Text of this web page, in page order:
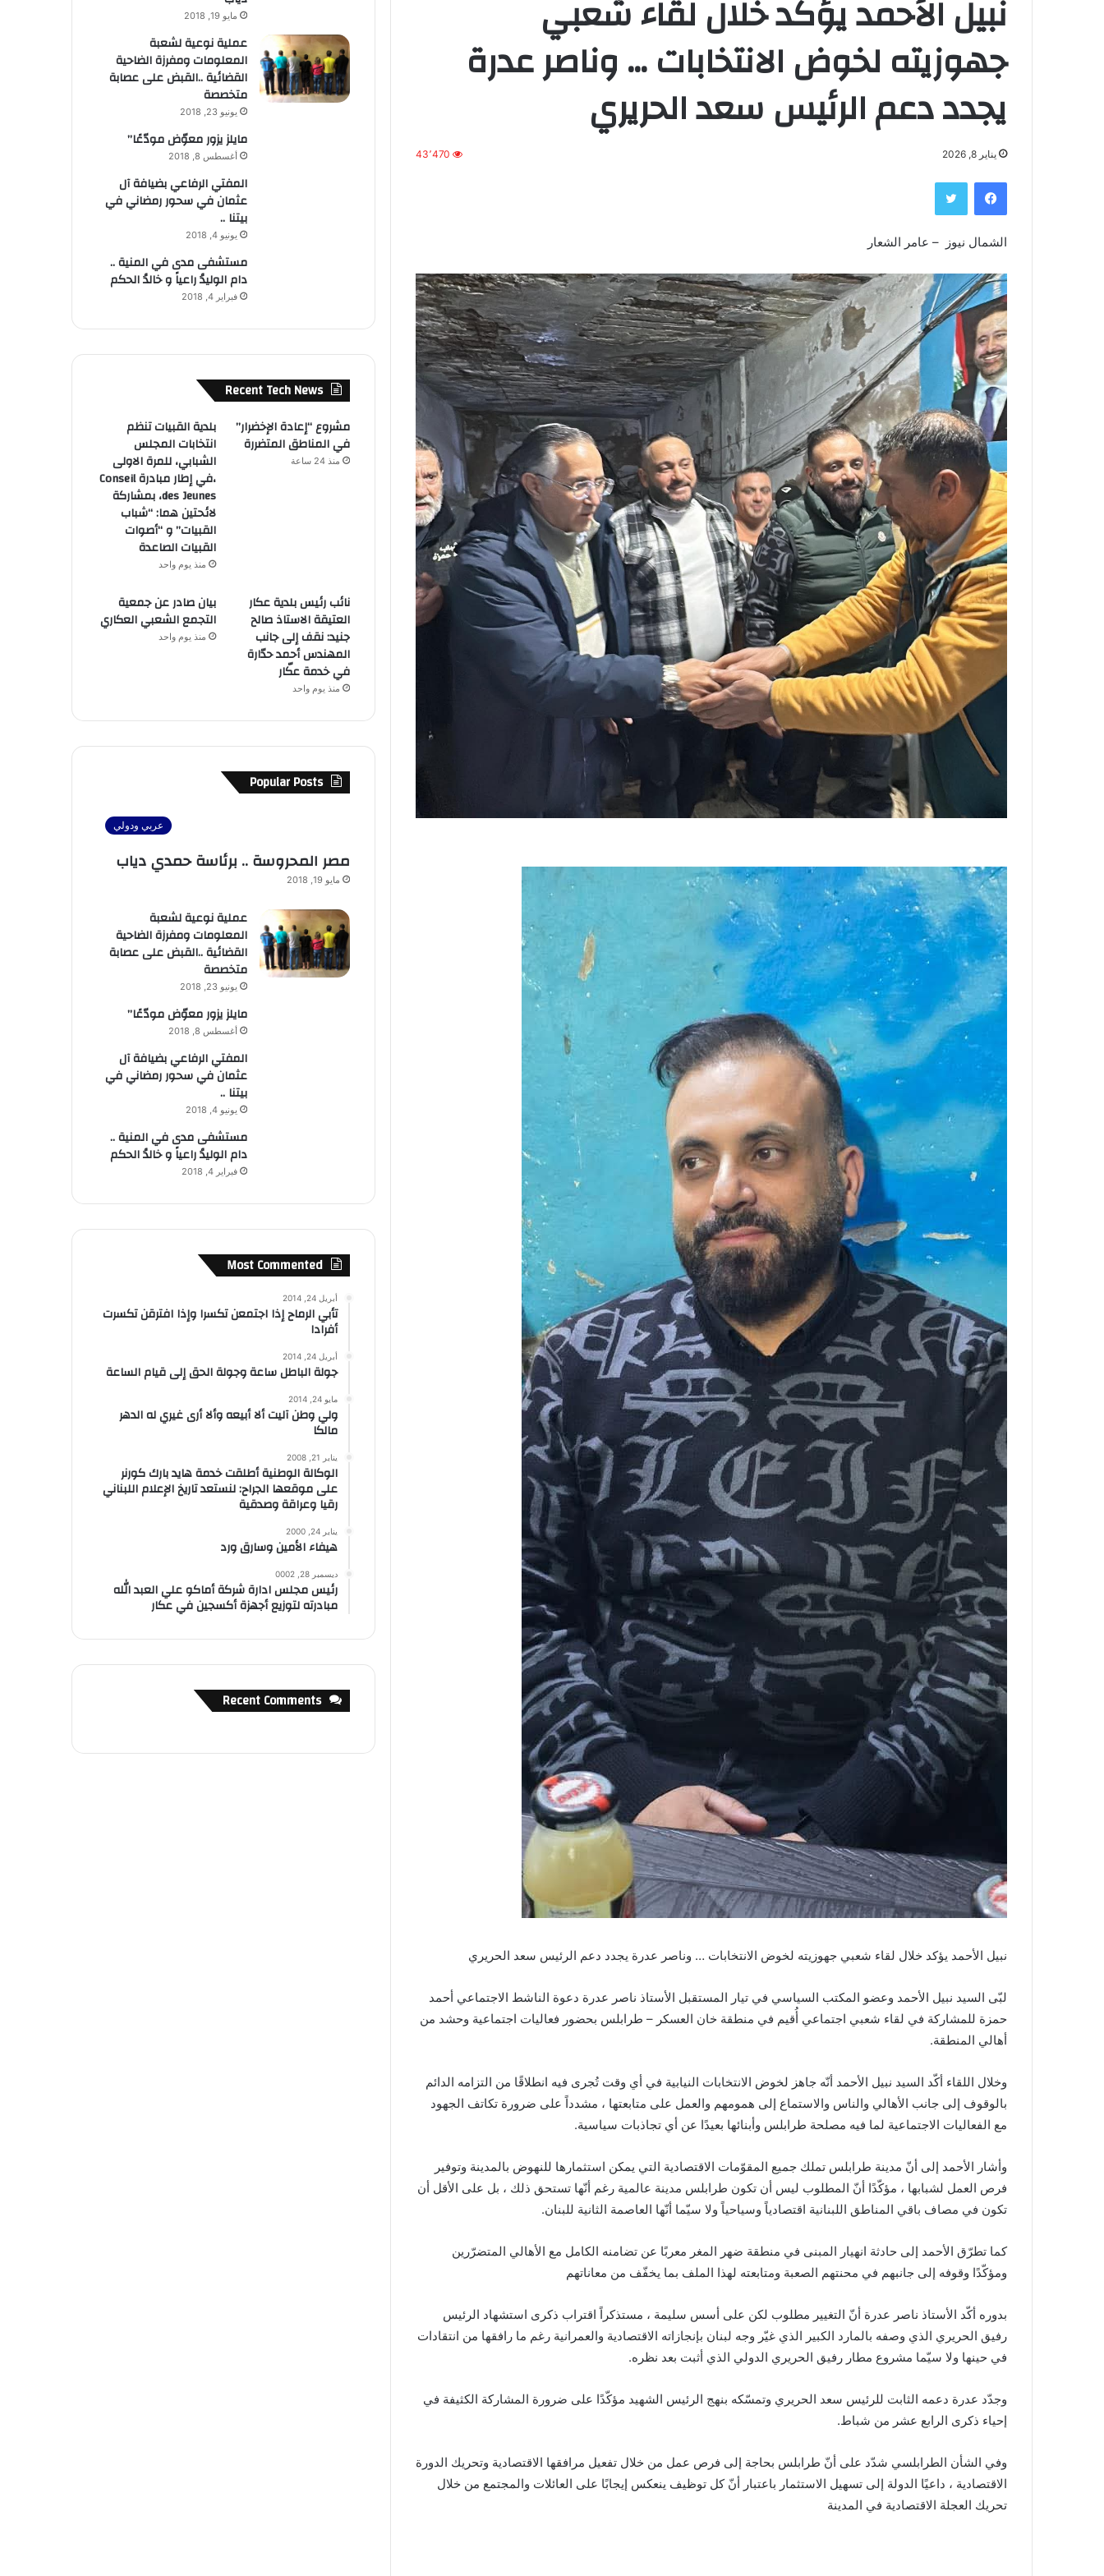
نبيل الأحمد يؤكد خلال لقاء شعبي
جهوزيته لخوض الانتخابات … وناصر عدرة
يجدد دعم الرئيس سعد الحريري
يناير 8, 2026 43٬470
فيسبوك تويتر
الشمال نيوز – عامر الشعار
نبيل الأحمد يؤكد خلال لقاء شعبي جهوزيته لخوض الانتخابات … وناصر عدرة يجدد دعم الرئيس سعد الحريري
لبّى السيد نبيل الأحمد وعضو المكتب السياسي في تيار المستقبل الأستاذ ناصر عدرة دعوة الناشط الاجتماعي أحمد
حمزة للمشاركة في لقاء شعبي اجتماعي أُقيم في منطقة خان العسكر – طرابلس بحضور فعاليات اجتماعية وحشد من
أهالي المنطقة.
وخلال اللقاء أكّد السيد نبيل الأحمد أنّه جاهز لخوض الانتخابات النيابية في أي وقت تُجرى فيه انطلاقًا من التزامه الدائم
بالوقوف إلى جانب الأهالي والناس والاستماع إلى همومهم والعمل على متابعتها ، مشدداً على ضرورة تكاتف الجهود
مع الفعاليات الاجتماعية لما فيه مصلحة طرابلس وأبنائها بعيدًا عن أي تجاذبات سياسية.
وأشار الأحمد إلى أنّ مدينة طرابلس تملك جميع المقوّمات الاقتصادية التي يمكن استثمارها للنهوض بالمدينة وتوفير
فرص العمل لشبابها ، مؤكّدًا أنّ المطلوب ليس أن تكون طرابلس مدينة عالمية رغم أنّها تستحق ذلك ، بل على الأقل أن
تكون في مصاف باقي المناطق اللبنانية اقتصادياً وسياحياً ولا سيّما أنّها العاصمة الثانية للبنان.
كما تطرّق الأحمد إلى حادثة انهيار المبنى في منطقة ضهر المغر معربًا عن تضامنه الكامل مع الأهالي المتضرّرين
ومؤكّدًا وقوفه إلى جانبهم في محنتهم الصعبة ومتابعته لهذا الملف بما يخفّف من معاناتهم
بدوره أكّد الأستاذ ناصر عدرة أنّ التغيير مطلوب لكن على أسس سليمة ، مستذكراً اقتراب ذكرى استشهاد الرئيس
رفيق الحريري الذي وصفه بالمارد الكبير الذي غيّر وجه لبنان بإنجازاته الاقتصادية والعمرانية رغم ما رافقها من انتقادات
في حينها ولا سيّما مشروع مطار رفيق الحريري الدولي الذي أثبت بعد نظره.
وجدّد عدرة دعمه الثابت للرئيس سعد الحريري وتمسّكه بنهج الرئيس الشهيد مؤكّدًا على ضرورة المشاركة الكثيفة في
إحياء ذكرى الرابع عشر من شباط.
وفي الشأن الطرابلسي شدّد على أنّ طرابلس بحاجة إلى فرص عمل من خلال تفعيل مرافقها الاقتصادية وتحريك الدورة
الاقتصادية ، داعيًا الدولة إلى تسهيل الاستثمار باعتبار أنّ كل توظيف ينعكس إيجابًا على العائلات والمجتمع من خلال
تحريك العجلة الاقتصادية في المدينة
مايو 19, 2018
عملية نوعية لشعبة
المعلومات ومفرزة الضاحية
القضائية ..القبض على عصابة
متخصصة
يونيو 23, 2018
مايلز يزور معوّض مودّعًا”
أغسطس 8, 2018
المفتي الرفاعي بضيافة آل
عثمان في سحور رمضاني في
بيتنا ..
يونيو 4, 2018
مستشفى مدى في المنية ..
دام الوليدُ راعياً و خالدُ الحكم
فبراير 4, 2018
Recent Tech News
مشروع “إعادة الإخضرار”
في المناطق المتضررة
منذ 24 ساعة
بلدية القبيات تنظم
انتخابات المجلس
الشبابي، للمرة الاولى
،في إطار مبادرة Conseil
des Jeunes، بمشاركة
لائحتين هما: “شباب
القبيات” و “أصوات
القبيات الصاعدة
منذ يوم واحد
نائب رئيس بلدية عكار
العتيقة الاستاذ صالح
جنيد: نقف إلى جانب
المهندس أحمد حدّارة
في خدمة عكّار
منذ يوم واحد
بيان صادر عن جمعية
التجمع الشعبي العكاري
منذ يوم واحد
Popular Posts
عربي ودولي
مصر المحروسة .. برئاسة حمدي دياب
مايو 19, 2018
عملية نوعية لشعبة
المعلومات ومفرزة الضاحية
القضائية ..القبض على عصابة
متخصصة
يونيو 23, 2018
مايلز يزور معوّض مودّعًا”
أغسطس 8, 2018
المفتي الرفاعي بضيافة آل
عثمان في سحور رمضاني في
بيتنا ..
يونيو 4, 2018
مستشفى مدى في المنية ..
دام الوليدُ راعياً و خالدُ الحكم
فبراير 4, 2018
Most Commented
أبريل 24, 2014
تأبي الرماح إذا اجتمعن تكسرا وإذا افترقن تكسرت
أفرادا
أبريل 24, 2014
جولة الباطل ساعة وجولة الحق إلى قيام الساعة
مايو 24, 2014
ولي وطن آليت ألا أبيعه وألا أرى غيري له الدهر
مالكا
يناير 21, 2008
الوكالة الوطنية أطلقت خدمة هايد بارك كورنر
على موقعها الجراح: لنستعد تاريخ الإعلام اللبناني
رقيا وعراقة وصدقية
يناير 24, 2000
هيفاء الأمين وسارق ورد
ديسمبر 28, 0002
رئيس مجلس ادارة شركة أماكو علي العبد الله
مبادرته لتوزيع أجهزة أكسجين في عكار
Recent Comments